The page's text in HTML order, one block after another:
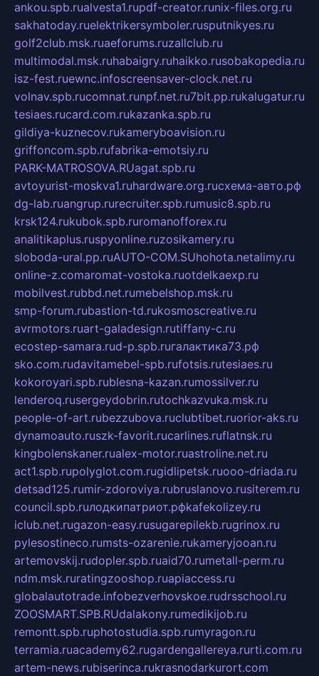
ankou.spb.rualvesta1.rupdf-creator.runix-files.org.ru
sakhatoday.ruelektrikersymboler.rusputnikyes.ru
golf2club.msk.ruaeforums.ruzallclub.ru
multimodal.msk.ruhabaigry.ruhaikko.rusobakopedia.ru
isz-fest.ruewnc.infoscreensaver-clock.net.ru
volnav.spb.rucomnat.runpf.net.ru7bit.pp.rukalugatur.ru
tesiaes.rucard.com.rukazanka.spb.ru
gildiya-kuznecov.rukameryboavision.ru
griffoncom.spb.rufabrika-emotsiy.ru
PARK-MATROSOVA.RUagat.spb.ru
avtoyurist-moskva1.ruhardware.org.ruсхема-авто.рф
dg-lab.ruangrup.rurecruiter.spb.rumusic8.spb.ru
krsk124.rukubok.spb.ruromanofforex.ru
analitikaplus.ruspyonline.ruzosikamery.ru
sloboda-ural.pp.ruAUTO-COM.SUhohota.netalimy.ru
online-z.comaromat-vostoka.ruotdelkaexp.ru
mobilvest.rubbd.net.rumebelshop.msk.ru
smp-forum.rubastion-td.rukosmoscreative.ru
avrmotors.ruart-galadesign.rutiffany-c.ru
ecostep-samara.rud-p.spb.ruгалактика73.рф
sko.com.rudavitamebel-spb.rufotsis.rutesiaes.ru
kokoroyari.spb.rublesna-kazan.rumossilver.ru
lenderoq.rusergeydobrin.rutochkazvuka.msk.ru
people-of-art.rubezzubova.ruclubtibet.ruorior-aks.ru
dynamoauto.ruszk-favorit.rucarlines.ruflatnsk.ru
kingbolenskaner.rualex-motor.ruastroline.net.ru
act1.spb.rupolyglot.com.rugidlipetsk.ruooo-driada.ru
detsad125.rumir-zdoroviya.rubruslanovo.rusiterem.ru
council.spb.ruлодкипатриот.рфkafekolizey.ru
iclub.net.rugazon-easy.rusugarepilekb.rugrinox.ru
pylesostineco.rumsts-ozarenie.rukameryjooan.ru
artemovskij.rudopler.spb.ruaid70.rumetall-perm.ru
ndm.msk.ruratingzooshop.ruapiaccess.ru
globalautotrade.infobezverhovskoe.rudrsschool.ru
ZOOSMART.SPB.RUdalakony.rumedikijob.ru
remontt.spb.ruphotostudia.spb.rumyragon.ru
terramia.ruacademy62.rugardengallereya.rurti.com.ru
artem-news.rubiserinca.rukrasnodarkurort.com